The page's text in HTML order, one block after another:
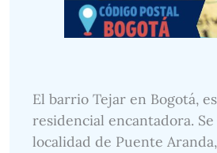
El barrio Tejar en Bogotá,
residencial encantadora.
localidad de Puente